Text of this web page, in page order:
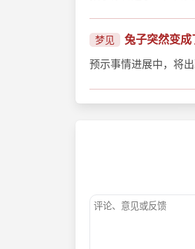
梦见 兔子突然变成
预示事情进展中，将